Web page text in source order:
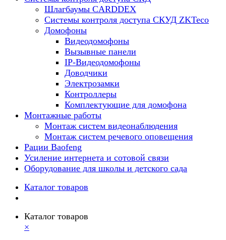
Шлагбаумы CARDDEX
Системы контроля доступа СКУД ZKTeco
Домофоны
Видеодомофоны
Вызывные панели
IP-Видеодомофоны
Доводчики
Электрозамки
Контроллеры
Комплектующие для домофона
Монтажные работы
Монтаж систем видеонаблюдения
Монтаж систем речевого оповещения
Рации Baofeng
Усиление интернета и сотовой связи
Оборудование для школы и детского сада
Каталог товаров
Каталог товаров
×